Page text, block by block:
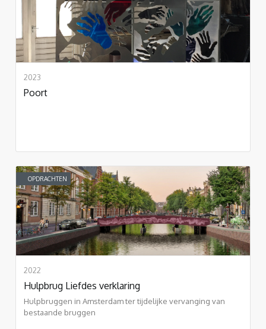
2023
Poort
OPDRACHTEN
2022
Hulpbrug Liefdes verklaring
Hulpbruggen in Amsterdam ter tijdelijke vervanging van
bestaande bruggen